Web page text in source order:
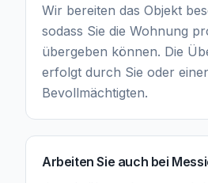
Wir bereiten das Objekt
sodass Sie die Wohnung
übergeben können. Die
erfolgt durch Sie oder
Bevollmächtigten.
Arbeiten Sie auch bei